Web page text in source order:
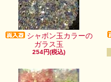
シャボン玉カラーの
ガラス玉
254円(税込)